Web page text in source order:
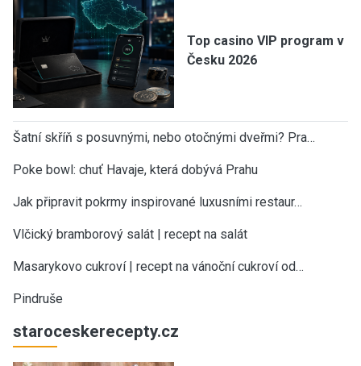
Top casino VIP program v
Česku 2026
Šatní skříň s posuvnými, nebo otočnými dveřmi? Pra…
Poke bowl: chuť Havaje, která dobývá Prahu
Jak připravit pokrmy inspirované luxusními restaur…
Vlčický bramborový salát | recept na salát
Masarykovo cukroví | recept na vánoční cukroví od…
Pindruše
staroceskerecepty.cz